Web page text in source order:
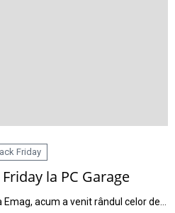
Friday
la PC Garage
acum a venit rândul celor de…